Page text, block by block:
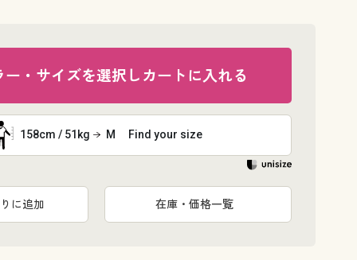
ー・サイズを選択しカートに入れる
158cm / 51kg M Find your size
に追加 在庫・価格一覧